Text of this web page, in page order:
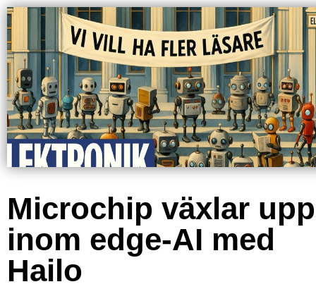
Microchip växlar upp
inom edge-AI med
Hailo